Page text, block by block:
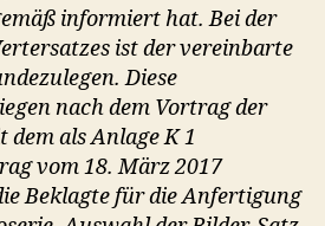
informiert hat. Bei der
ist der vereinbarte
Diese
nach dem Vortrag der
als Anlage K 1
vom 18. März 2017
Beklagte für die Anfertigung